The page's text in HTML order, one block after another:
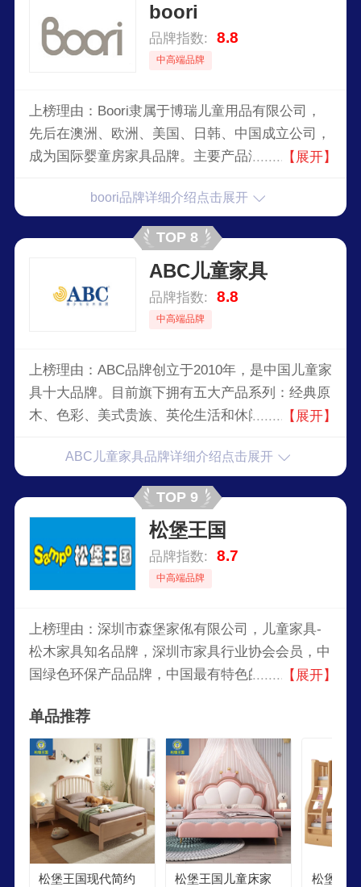
boori
品牌指数: 8.8
中高端品牌
上榜理由：Boori隶属于博瑞儿童用品有限公司，
先后在澳洲、欧洲、美国、日韩、中国成立公司，
成为国际婴童房家具品牌。主要产品涵盖婴儿床、
【展开】
boori品牌详细介绍点击展开
TOP 8
ABC儿童家具
品牌指数: 8.8
中高端品牌
上榜理由：ABC品牌创立于2010年，是中国儿童家
具十大品牌。目前旗下拥有五大产品系列：经典原
木、色彩、美式贵族、英伦生活和休闲美学，涵盖
与国际顶级供应商合作，从源头把控产品品质与设
计，为孩子打造一个安全环保的居家成长空间。
ABC陪伴孩子健康成长！
【展开】
ABC儿童家具品牌详细介绍点击展开
TOP 9
松堡王国
品牌指数: 8.7
中高端品牌
上榜理由：深圳市森堡家俬有限公司，儿童家具-
松木家具知名品牌，深圳市家具行业协会会员，中
国绿色环保产品品牌，中国最有特色的民营家具企
产品遍布全国并远销海外。
【展开】
单品推荐
松堡王国现代简约 松堡王国儿童床家 松堡王